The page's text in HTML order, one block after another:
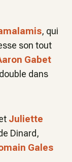
, qui
son tout
Gabet
dans
Juliette
Dinard,
Gales